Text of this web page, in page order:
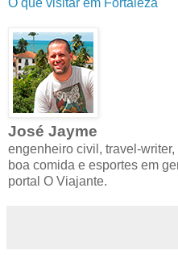
José Jayme
engenheiro civil, travel-
boa comida e esportes em
portal O Viajante.